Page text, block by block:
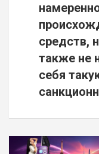
средств,
также не
себя
Навигация